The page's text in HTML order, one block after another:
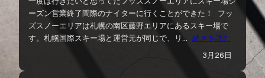
ーズン営業終了間際のナイターに行くことができた！ フッ
ズスノーエリアは札幌の南区藤野エリアにあるスキー場で
す。札幌国際スキー場と運営元が同じで、リ… 続きを読む
3月26日